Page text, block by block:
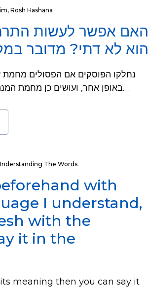
, Rosh Hashana
האם אפשר לעשות
הוא לא דתי? מדובר
באופן אחר, ועושים כן מחמת המנהג ולא בכדי לעבור על נדרו ח״ו, אפשר להקל בלית ברירה.…
The Words
with
I understand,
with the
it in the
meaning then you can say it